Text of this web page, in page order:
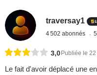
traversay1
4 502 abonnés
3,0 Publiée le
Le fait d'avoir déplacé une